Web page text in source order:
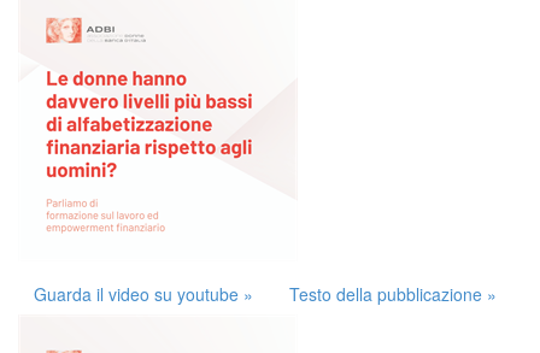
Guarda il video su youtube » Testo della pubblicazione »